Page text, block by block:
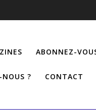
ABONNEZ-
? CONTACT